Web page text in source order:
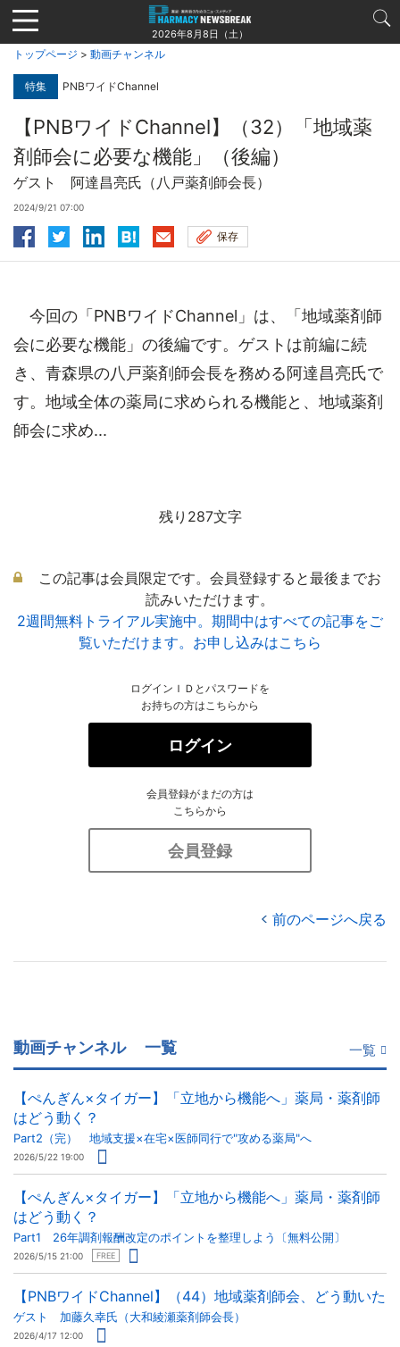
Jump
to
navigation
2026年8月8日（土）
トップページ > 動画チャンネル
特集 PNBワイドChannel
【PNBワイドChannel】（32）「地域薬
剤師会に必要な機能」（後編）
ゲスト 阿達昌亮氏（八戸薬剤師会長）
2024/9/21 07:00
保存
今回の「PNBワイドChannel」は、「地域薬剤師
会に必要な機能」の後編です。ゲストは前編に続
き、青森県の八戸薬剤師会長を務める阿達昌亮氏で
す。地域全体の薬局に求められる機能と、地域薬剤
師会に求め...
残り287文字
この記事は会員限定です。会員登録すると最後までお
読みいただけます。
2週間無料トライアル実施中。期間中はすべての記事をご
覧いただけます。お申し込みはこちら
ログインＩＤとパスワードを
お持ちの方はこちらから
ログイン
会員登録がまだの方は
こちらから
会員登録
前のページへ戻る
動画チャンネル 一覧 一覧
【ぺんぎん×タイガー】「立地から機能へ」薬局・薬剤師
はどう動く？
Part2（完） 地域支援×在宅×医師同行で"攻める薬局"へ
2026/5/22 19:00
【ぺんぎん×タイガー】「立地から機能へ」薬局・薬剤師
はどう動く？
Part1 26年調剤報酬改定のポイントを整理しよう〔無料公開〕
2026/5/15 21:00 FREE
【PNBワイドChannel】（44）地域薬剤師会、どう動いた
ゲスト 加藤久幸氏（大和綾瀬薬剤師会長）
2026/4/17 12:00